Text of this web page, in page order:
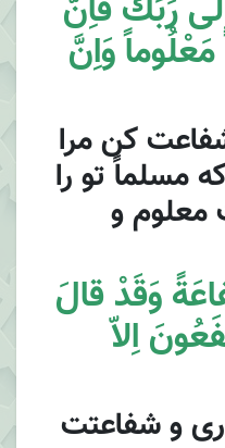
رَبِّكَ فَاِنَّ
وَاِنَّ
كن مرا
مسلماً تو را
معلوم و
وَقَدْ قالَ
اِلاّ
و شفاعتت